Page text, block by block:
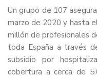
Un grupo de 107
marzo de 2020 y hasta
millón de profesionales
toda España a través
subsidio por
cobertura a cerca de